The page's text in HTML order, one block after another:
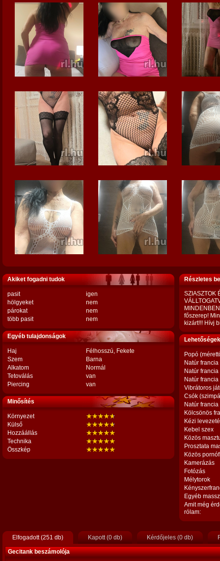
Akiket fogadni tudok
pasit
igen
hölgyeket
nem
párokat
nem
több pasit
nem
Egyéb tulajdonságok
Haj
Félhosszú, Fekete
Szem
Barna
Alkatom
Normál
Tetoválás
van
Piercing
van
Minősítés
Környezet
Külső
Hozzáállás
Technika
Összkép
Részletes
SZIASZTOK
főszerep!
kizárt!!! Hívj
Popó
Natúr francia
Natúr
Natúr
Vibrátoros
Csók
Natúr
Kölcsönös
Kézi
Kebel szex
Közös
Prosztata
Közös
Kamerázás
Fotózás
Mélytorok
Egyéb
Amit még
rólam:
Elfogadott (251 db) Kapott (0 db) Kérdőjeles (0 db)
Gecitank beszámolója